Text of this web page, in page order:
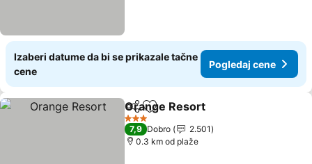
Izaberi datume da bi se prikazale tačne
cene
Pogledaj cene
Deli Dodati u favorite
Orange Resort
3 Zvezdice
7,9 Dobro
2.501
0.3 km od plaže